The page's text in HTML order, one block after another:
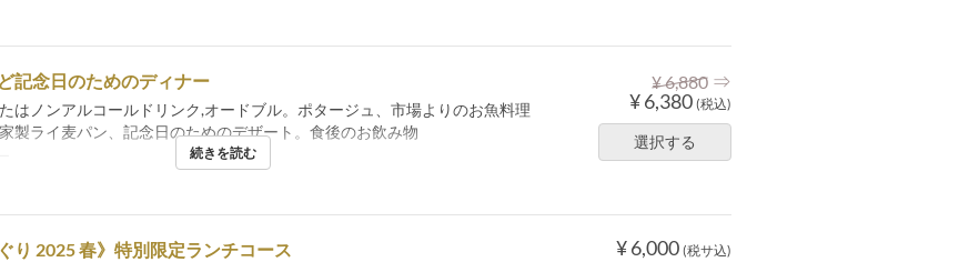
¥ 6,880 ⇒
¥ 6,380 (税込)
選択する
記念日のためのディナー
はノンアルコールドリンク,オードブル。ポタージュ、市場よりのお魚料理
製ライ麦パン、記念日のためのデザート。食後のお飲み物
続きを読む
¥ 6,000 (税サ込)
り 2025 春》特別限定ランチコース